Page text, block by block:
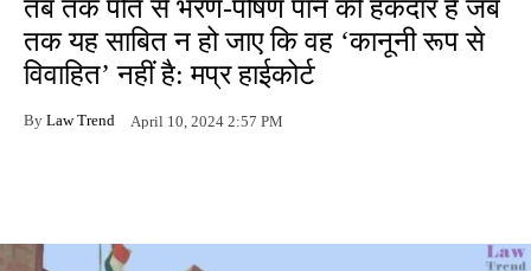
तब तक पति से भरण-पोषण पाने की हकदार है जब
तक यह साबित न हो जाए कि वह ‘कानूनी रूप से
विवाहित’ नहीं है: मप्र हाईकोर्ट
By Law Trend April 10, 2024 2:57 PM